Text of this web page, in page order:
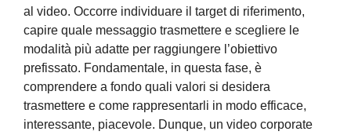
al video. Occorre individuare il target di riferimento,
capire quale messaggio trasmettere e scegliere le
modalità più adatte per raggiungere l’obiettivo
prefissato. Fondamentale, in questa fase, è
comprendere a fondo quali valori si desidera
trasmettere e come rappresentarli in modo efficace,
interessante, piacevole. Dunque, un video corporate